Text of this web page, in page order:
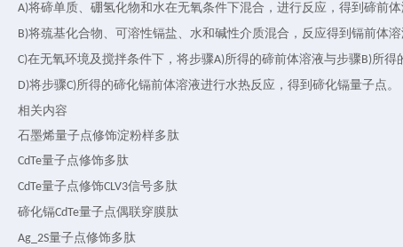
A)将碲单质、硼氢化物和水在无氧条件下混合，进行反应，得到碲前体
B)将巯基化合物、可溶性镉盐、水和碱性介质混合，反应得到镉前体溶
C)在无氧环境及搅拌条件下，将步骤A)所得的碲前体溶液与步骤B)所得
D)将步骤C)所得的碲化镉前体溶液进行水热反应，得到碲化镉量子点。
相关内容
石墨烯量子点修饰淀粉样多肽
CdTe量子点修饰多肽
CdTe量子点修饰CLV3信号多肽
碲化镉CdTe量子点偶联穿膜肽
Ag_2S量子点修饰多肽